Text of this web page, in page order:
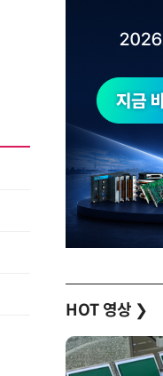
HOT 영상 ❯